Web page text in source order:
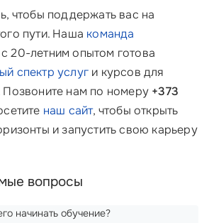
чтобы поддержать вас на
пути. Наша команда
с 20-летним опытом готова
спектр услуг и курсов для
Позвоните нам по номеру +373
наш сайт, чтобы открыть
и запустить свою карьеру
вопросы
начинать обучение?